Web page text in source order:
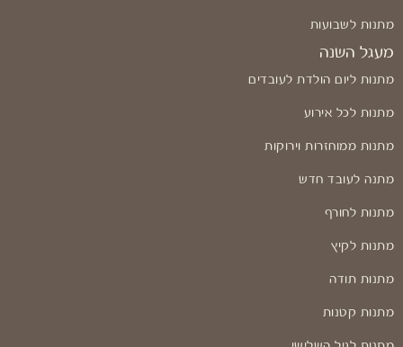
מתנות לשבועות
מעגל השנה
מתנות ליום הולדת לעובדים
מתנות לכל אירוע
מתנות ממוחזרות וירוקות
מתנה לעובד חדש
מתנות לחורף
מתנות לקיץ
מתנות תודה
מתנות קטנות